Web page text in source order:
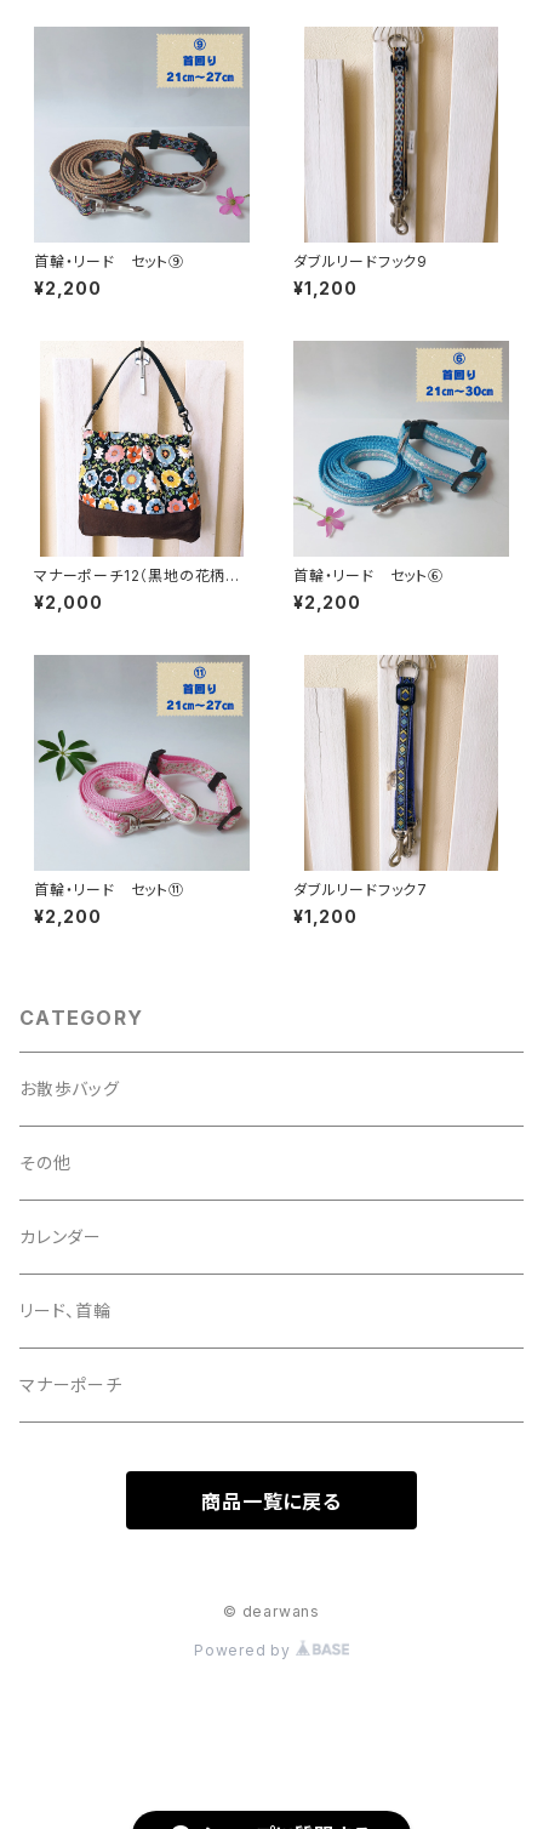
首輪・リード セット⑨
¥2,200
ダブルリードフック9
¥1,200
マナーポーチ12（黒地の花柄に
茶色の無地）
¥2,000
首輪・リード セット⑥
¥2,200
首輪・リード セット⑪
¥2,200
ダブルリードフック7
¥1,200
CATEGORY
お散歩バッグ
その他
カレンダー
リード、首輪
マナーポーチ
商品一覧に戻る
© dearwans
Powered by